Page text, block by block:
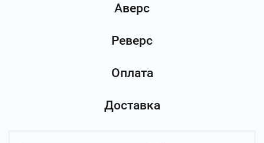
Аверс
Реверс
Оплата
Доставка